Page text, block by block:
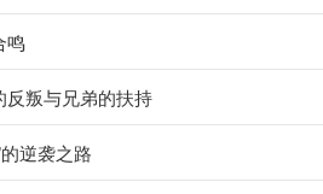
鸣
反叛与兄弟的扶持
逆袭之路